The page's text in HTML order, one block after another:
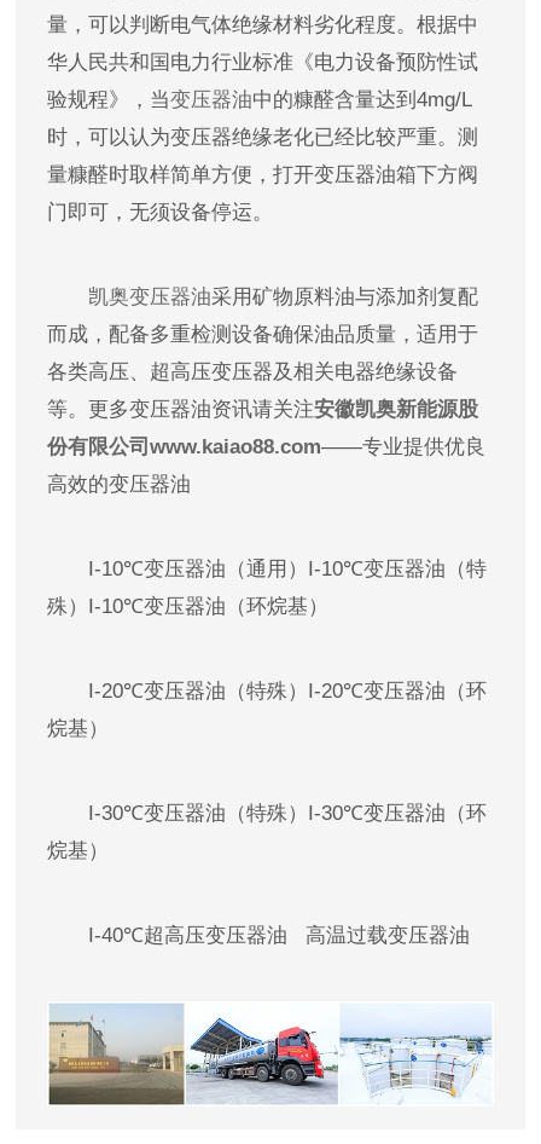
量，可以判断电气体绝缘材料劣化程度。根据中
华人民共和国电力行业标准《电力设备预防性试
验规程》，当变压器油中的糠醛含量达到4mg/L
时，可以认为变压器绝缘老化已经比较严重。测
量糠醛时取样简单方便，打开变压器油箱下方阀
门即可，无须设备停运。
凯奥变压器油采用矿物原料油与添加剂复配
而成，配备多重检测设备确保油品质量，适用于
各类高压、超高压变压器及相关电器绝缘设备
等。更多变压器油资讯请关注安徽凯奥新能源股
份有限公司www.kaiao88.com——专业提供优良
高效的变压器油
I-10℃变压器油（通用）I-10℃变压器油（特
殊）I-10℃变压器油（环烷基）
I-20℃变压器油（特殊）I-20℃变压器油（环
烷基）
I-30℃变压器油（特殊）I-30℃变压器油（环
烷基）
I-40℃超高压变压器油 高温过载变压器油